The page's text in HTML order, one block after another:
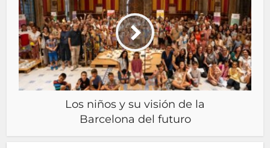
Los niños y su visión de la
Barcelona del futuro